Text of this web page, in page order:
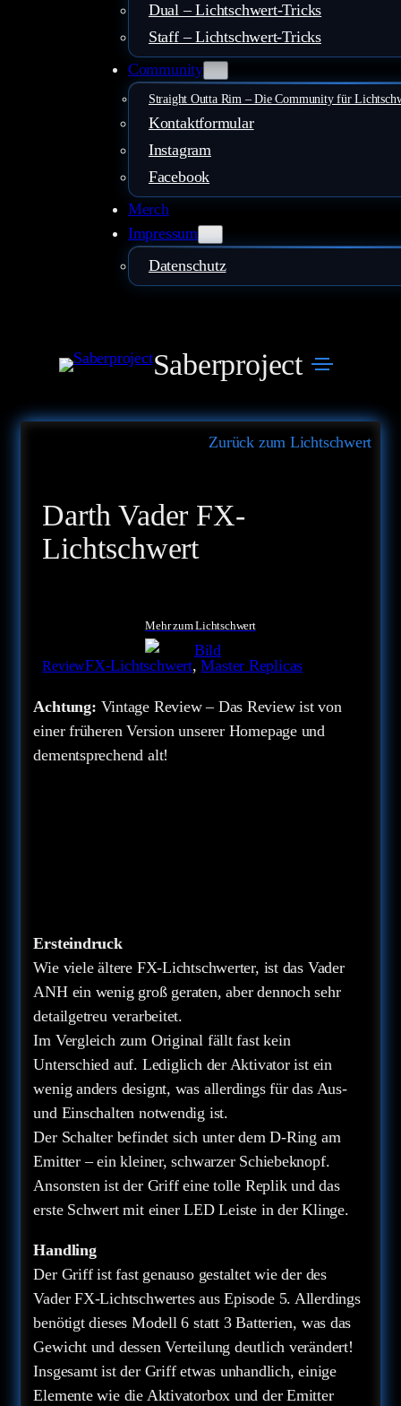
Dual – Lichtschwert-Tricks
Staff – Lichtschwert-Tricks
Community
Straight Outta Rim – Die Community für
Kontaktformular
Instagram
Facebook
Merch
Impressum
Datenschutz
Saberproject
Zurück zum Lichtschwert
Darth Vader FX-
Lichtschwert
Mehr zum Lichtschwert
ReviewFX-Lichtschwert, Master Replicas
Achtung: Vintage Review – Das Review ist von
einer früheren Version unserer Homepage und
dementsprechend alt!
Ersteindruck
Wie viele ältere FX-Lichtschwerter, ist das Vader
ANH ein wenig groß geraten, aber dennoch sehr
detailgetreu verarbeitet.
Im Vergleich zum Original fällt fast kein
Unterschied auf. Lediglich der Aktivator ist ein
wenig anders designt, was allerdings für das Aus-
und Einschalten notwendig ist.
Der Schalter befindet sich unter dem D-Ring am
Emitter – ein kleiner, schwarzer Schiebeknopf.
Ansonsten ist der Griff eine tolle Replik und das
erste Schwert mit einer LED Leiste in der Klinge.
Handling
Der Griff ist fast genauso gestaltet wie der des
Vader FX-Lichtschwertes aus Episode 5. Allerdings
benötigt dieses Modell 6 statt 3 Batterien, was das
Gewicht und dessen Verteilung deutlich verändert!
Insgesamt ist der Griff etwas unhandlich, einige
Elemente wie die Aktivatorbox und der Emitter